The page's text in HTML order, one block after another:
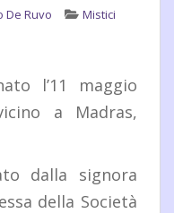
De Ruvo
Mistici
l’11 maggio
a Madras,
dalla signora
della Società